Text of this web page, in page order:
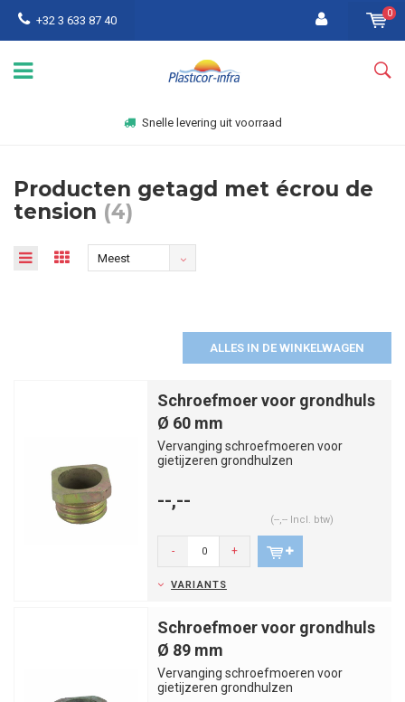
+32 3 633 87 40
0
Snelle levering uit voorraad
Producten getagd met écrou de
tension (4)
Meest
ALLES IN DE WINKELWAGEN
Schroefmoer voor grondhuls
Ø 60 mm
Vervanging schroefmoeren voor
gietijzeren grondhulzen
--,--
(--,-- Incl. btw)
- +
VARIANTS
Schroefmoer voor grondhuls
Ø 89 mm
Vervanging schroefmoeren voor
gietijzeren grondhulzen